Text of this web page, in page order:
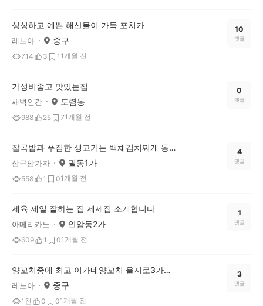
싱싱하고 예쁜 해산물이 가득 포치카
레노아 중구
714 3 1 1개월 전
10
댓글
가성비좋고 맛있는집
새벽인간 도렴동
988 25 71개월 전
0
댓글
잡곡밥과 푸짐한 생고기는 백채김치찌개 동국대점에서~~
삼구암가자 필동1가
558 1 01개월 전
4
댓글
제육 제일 잘하는 집 제제집 소개합니다
아메리카노 안암동2가
609 1 01개월 전
1
댓글
양꼬치중에 최고 이가네양꼬치 을지로3가직영점
레노아 중구
1천 0 01개월 전
3
댓글